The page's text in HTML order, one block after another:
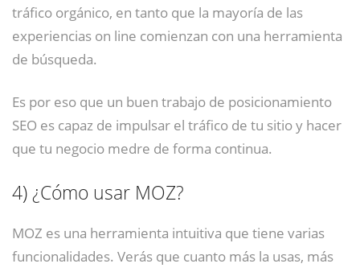
tráfico orgánico, en tanto que la mayoría de las
experiencias on line comienzan con una herramienta
de búsqueda.
Es por eso que un buen trabajo de posicionamiento
SEO es capaz de impulsar el tráfico de tu sitio y hacer
que tu negocio medre de forma continua.
4)¿Cómo usar MOZ?
MOZ es una herramienta intuitiva que tiene varias
funcionalidades. Verás que cuanto más la usas, más